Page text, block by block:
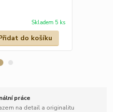
Skladem 5 ks
do košíku
práce
na detail a originalitu